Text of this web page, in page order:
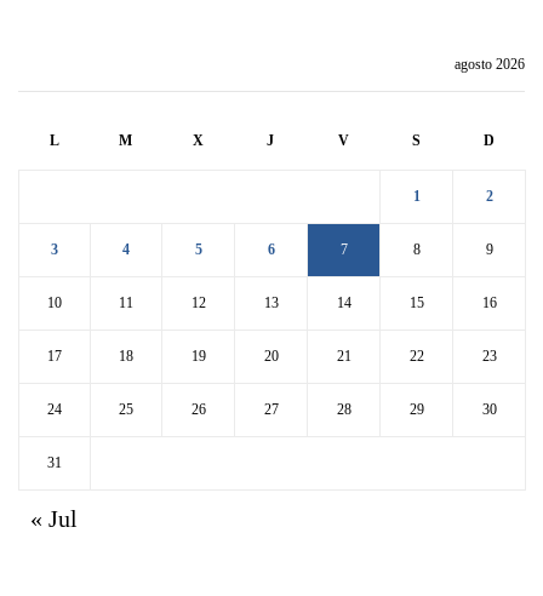
agosto 2026
L M X J V S D
1 2
3 4 5 6 7 8 9
10 11 12 13 14 15 16
17 18 19 20 21 22 23
24 25 26 27 28 29 30
31
« Jul